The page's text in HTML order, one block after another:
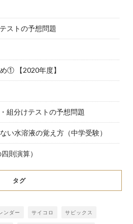
ストの予想問題
① 【2020年度】
組分けテストの予想問題
い水溶液の覚え方（中学受験）
則演算）
タグ
ンダー サイコロ サピックス